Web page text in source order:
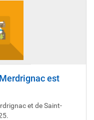
est
et de Saint-